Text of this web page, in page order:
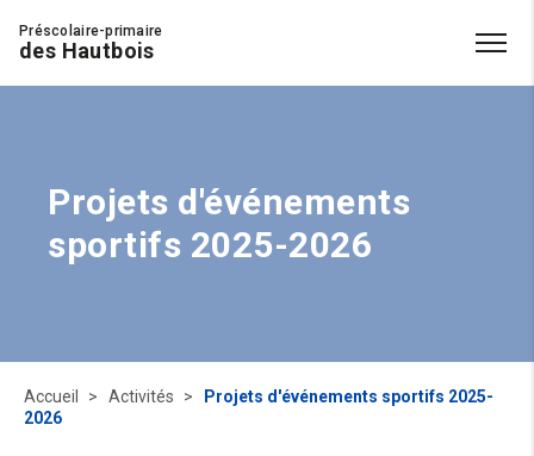
Préscolaire-primaire
des Hautbois
Projets d'événements
sportifs 2025-2026
Accueil Activités
Projets d'événements sportifs 2025-
2026